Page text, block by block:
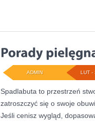
LUT -
ADMIN
Spadlabuta to przestrzeń
zatroszczyć się o swoje
Jeśli cenisz wygląd,